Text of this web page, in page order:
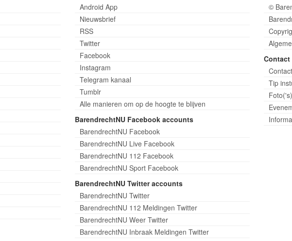
Android App
Nieuwsbrief
RSS
Twitter
Facebook
Instagram
Telegram kanaal
Tumblr
Alle manieren om op de hoogte te blijven
BarendrechtNU Facebook accounts
BarendrechtNU Facebook
BarendrechtNU Live Facebook
BarendrechtNU 112 Facebook
BarendrechtNU Sport Facebook
BarendrechtNU Twitter accounts
BarendrechtNU Twitter
BarendrechtNU 112 Meldingen Twitter
BarendrechtNU Weer Twitter
BarendrechtNU Inbraak Meldingen Twitter
©
Contact
Contact
Tip